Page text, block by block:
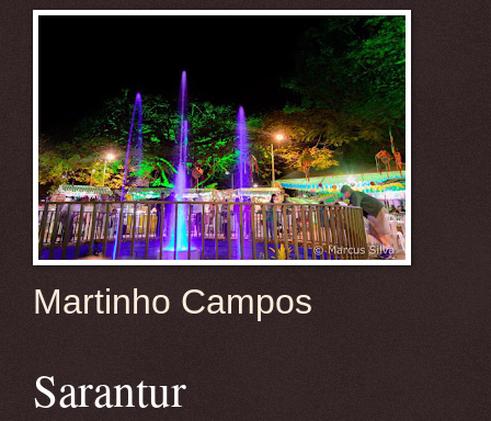
Martinho Campos
Sarantur